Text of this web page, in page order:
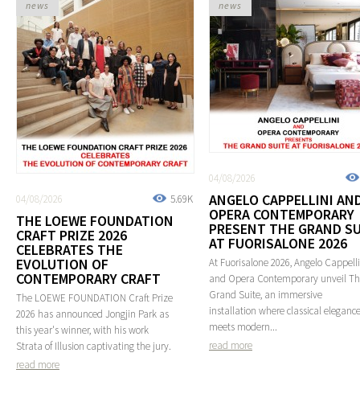
5.69K
04/08/2026
THE LOEWE FOUNDATION
CRAFT PRIZE 2026
CELEBRATES THE
EVOLUTION OF
CONTEMPORARY CRAFT
The LOEWE FOUNDATION Craft Prize
2026 has announced Jongjin Park as
this year's winner, with his work
Strata of Illusion captivating the jury.
read more
news
04/08/2026
ANGELO CAPPELLINI
OPERA CONTEMPORARY
PRESENT THE GRAND
AT FUORISALONE 2026
At Fuorisalone 2026, Angelo
and Opera Contemporary unveil
Grand Suite, an immersive
installation where classical elegance
meets modern...
read more
news